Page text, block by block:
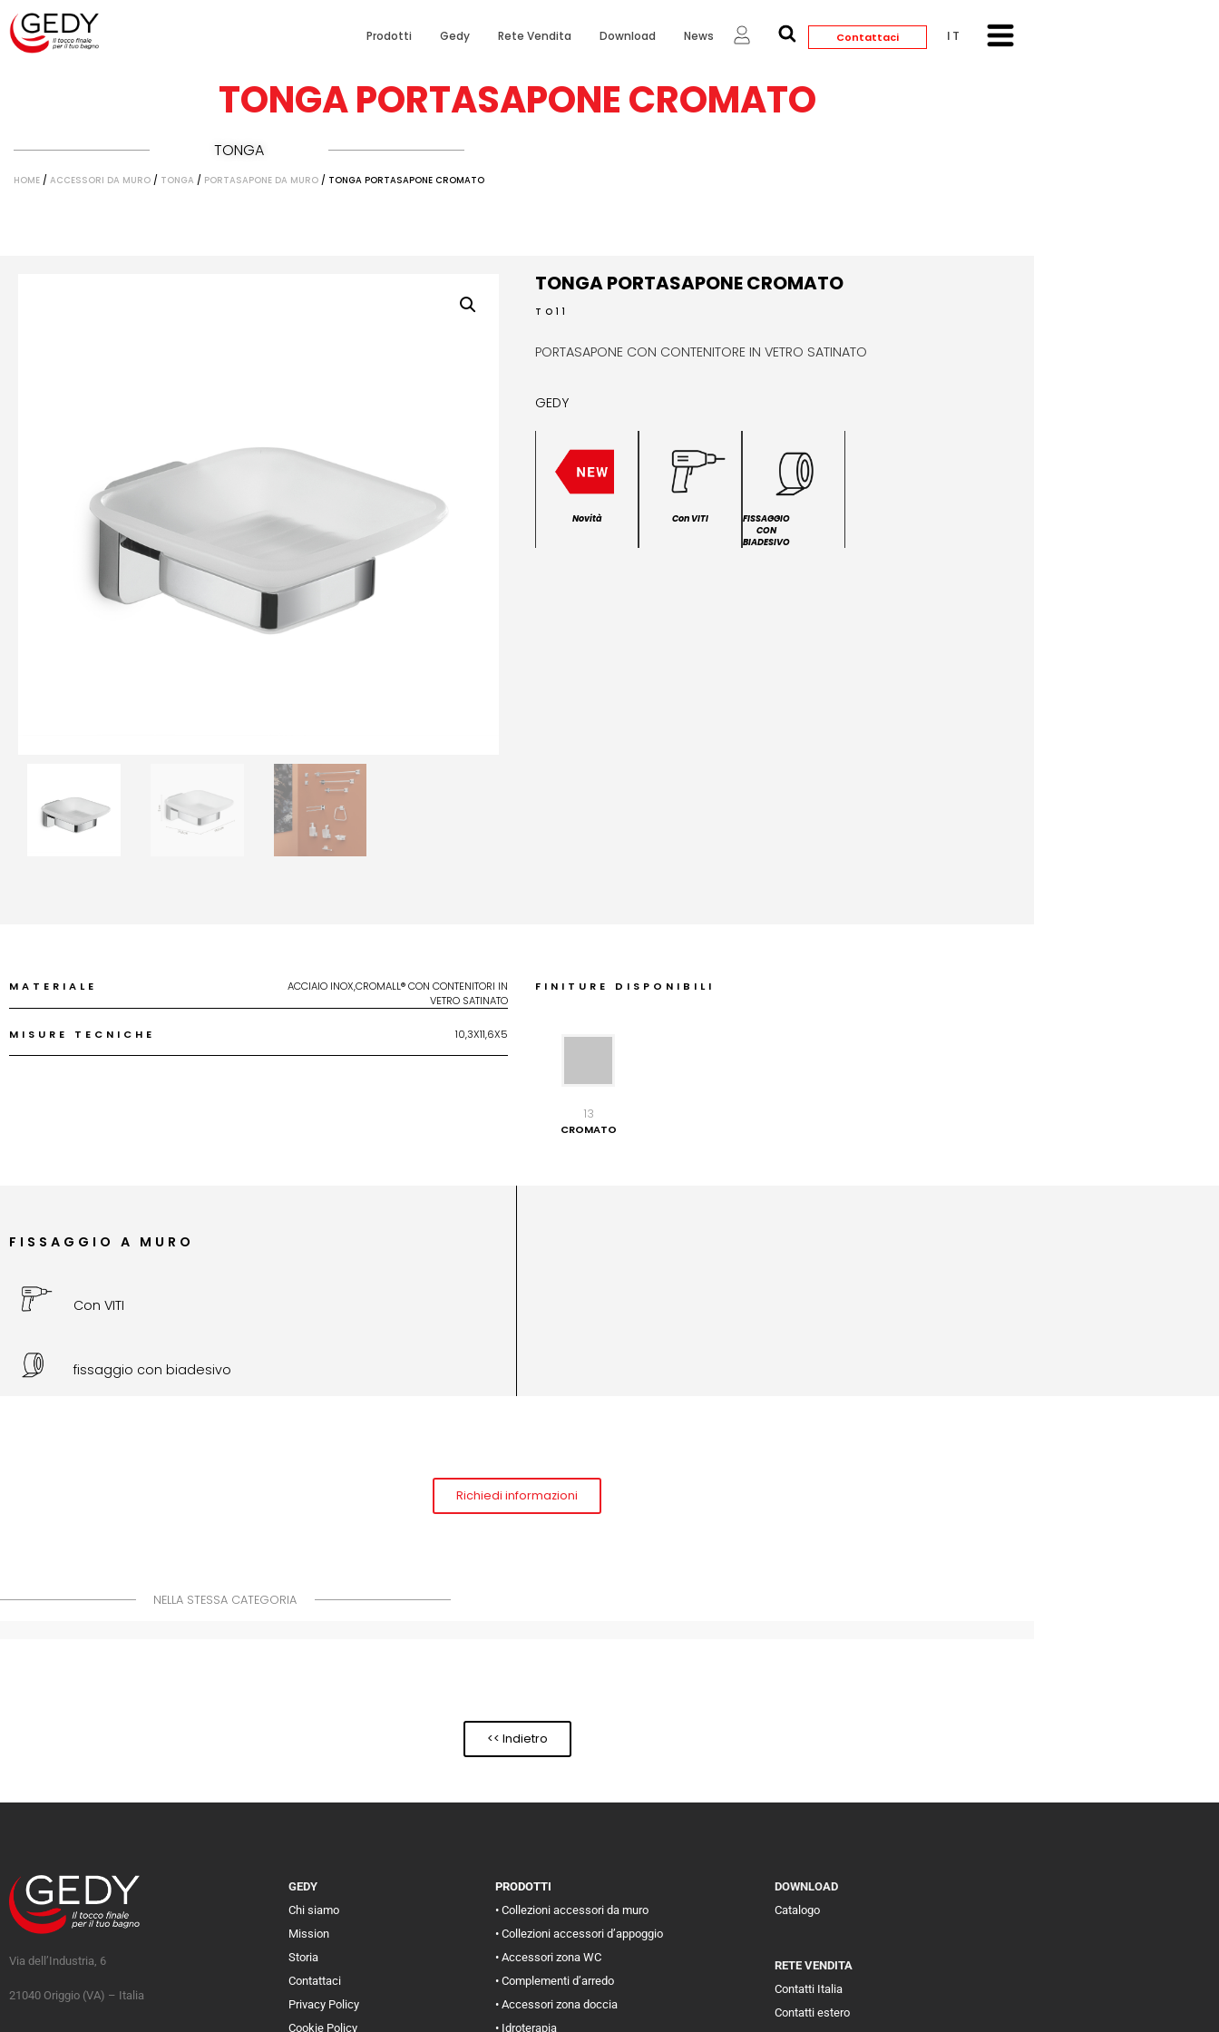
Prodotti Gedy Rete Vendita Download News Contattaci ITALIANO
TONGA PORTASAPONE CROMATO
TONGA
HOME / ACCESSORI DA MURO / TONGA / PORTASAPONE DA MURO / TONGA PORTASAPONE CROMATO
TONGA PORTASAPONE CROMATO
TO11
PORTASAPONE CON CONTENITORE IN VETRO SATINATO
GEDY
Novità Con VITI
FISSAGGIO
CON
BIADESIVO
MATERIALE
ACCIAIO INOX,CROMALL® CON CONTENITORI IN
VETRO SATINATO
MISURE TECNICHE 10,3X11,6X5
FINITURE DISPONIBILI
13
CROMATO
FISSAGGIO A MURO
Con VITI
fissaggio con biadesivo
Richiedi informazioni
NELLA STESSA CATEGORIA
<< Indietro
Via dell’Industria, 6
21040 Origgio (VA) – Italia
GEDY
Chi siamo
Mission
Storia
Contattaci
Privacy Policy
Cookie Policy
PRODOTTI
• Collezioni accessori da muro
• Collezioni accessori d’appoggio
• Accessori zona WC
• Complementi d’arredo
• Accessori zona doccia
• Idroterapia
DOWNLOAD
Catalogo
RETE VENDITA
Contatti Italia
Contatti estero